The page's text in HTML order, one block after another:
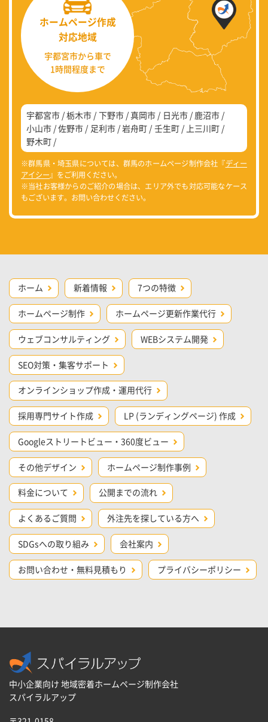
ホームページ作成
対応地域
宇都宮市から車で
1時間程度まで
宇都宮市 栃木市 下野市 真岡市 日光市
鹿沼市
小山市 佐野市 足利市 岩舟町 壬生町
上三川町
野木町
※群馬県・埼玉県については、群馬のホームページ制作会社『ディー
アイシー』をご利用ください。
※当社お客様からのご紹介の場合は、エリア外でも対応可能なケース
もございます。お問い合わせください。
ホーム 新着情報 7つの特徴
ホームページ制作 ホームページ更新作業代行
ウェブコンサルティング WEBシステム開発
SEO対策・集客サポート
オンラインショップ作成・運用代行
採用専門サイト作成 LP (ランディングページ) 作成
Googleストリートビュー・360度ビュー
その他デザイン ホームページ制作事例
料金について 公開までの流れ
よくあるご質問 外注先を探している方へ
SDGsへの取り組み 会社案内
お問い合わせ・無料見積もり プライバシーポリシー
中小企業向け 地域密着ホームページ制作会社
スパイラルアップ